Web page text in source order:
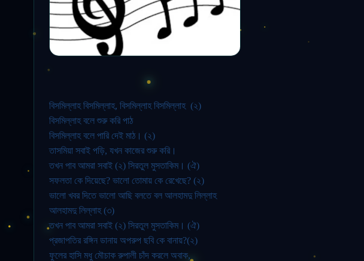
বিসমিল্লাহ বিসমিল্লাহ, বিসমিল্লাহ বিসমিল্লাহ (২)
বিসমিল্লাহ বলে শুরু করি পাঠ
বিসমিল্লাহ বলে পারি দেই মাঠ। (২)
তাসমিয়া সবাই পড়ি, যখন কাজের শুরু করি।
তখন পাব আমরা সবাই (২) সিরতুল মুসতাকিম। (ঐ)
সফলতা কে দিয়েছে? ভালো তোমায় কে রেখেছে? (২)
ভালো খবর দিতে ভালো আছি বলতে বল আলহামদু লিল্লাহ
আলহামদু লিল্লাহ (৩)
তখন পাব আমরা সবাই (২) সিরতুল মুসতাকিম। (ঐ)
প্রজাপতির রঙ্গিন ডানায় অপরুপ ছবি কে বানায়?(২)
ফুলের হাসি মধু মৌচাক রুপালী চাঁদ করলে অবাক,